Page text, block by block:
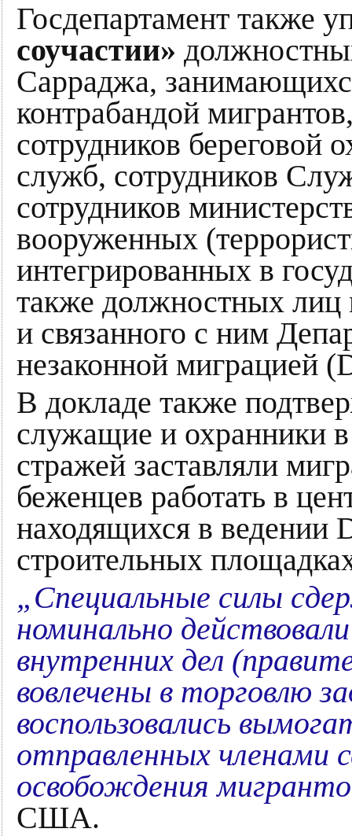
Госдепартамент также
соучастии»
Сарраджа,
контрабандой
сотрудников
служб, сотрудников
сотрудников
вооруженных
интегрированных в
также должностных лиц
и связанного с ним
незаконной миграцией
В докладе также
служащие и охранники
стражей заставляли
беженцев работать в
находящихся в ведении
строительных
„Специальные силы
номинально
внутренних дел
вовлечены в торговлю
воспользовались
отправленных членами
освобождения
США.